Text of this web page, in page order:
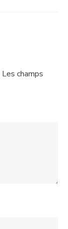
Les champs